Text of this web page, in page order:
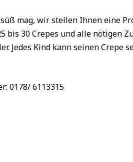
mag, wir stellen Ihnen eine
bis 30 Crepes und alle nötigen
Jedes Kind kann seinen Crepe
0178/ 6113315